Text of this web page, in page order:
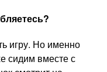
игру. Но именно
сидим вместе с